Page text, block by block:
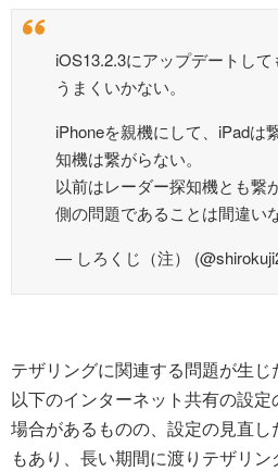
iOS13.2.3にアップデートし
うまくいかない。
iPhoneを親機にして、iPadは
知機は繋がらない。
以前はレーダー探知機とも繋
側の問題であることは間違い
— しろくじ（注）
テザリングに関連する問題が生じ
以下のインターネット共有の設
場合があるものの、設定の見直
もあり、長い期間に渡りテザリ